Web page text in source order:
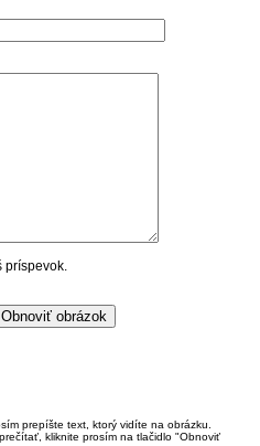
príspevok.
prepíšte text, ktorý vidíte na obrázku.
kliknite prosím na tlačidlo "Obnoviť